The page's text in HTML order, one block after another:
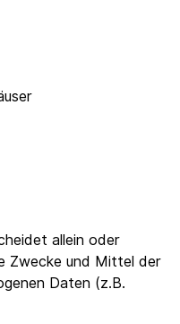
allein oder
Zwecke und Mittel der
Daten (z.B.